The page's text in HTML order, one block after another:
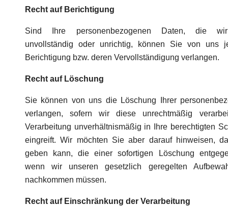
Recht auf Berichtigung
Sind Ihre personenbezogenen Daten, die wir
unvollständig oder unrichtig, können Sie von uns
Berichtigung bzw. deren Vervollständigung verlangen.
Recht auf Löschung
Sie können von uns die Löschung Ihrer
verlangen, sofern wir diese unrechtmäßig
Verarbeitung unverhältnismäßig in Ihre berechtigten
eingreift. Wir möchten Sie aber darauf hinweisen,
geben kann, die einer sofortigen Löschung
wenn wir unseren gesetzlich geregelten
nachkommen müssen.
Recht auf Einschränkung der Verarbeitung